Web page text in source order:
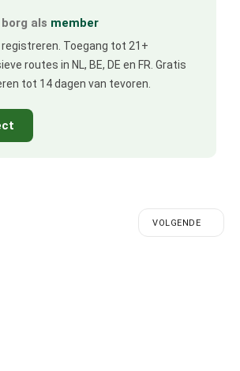
als member
Toegang tot 21+
routes in NL, BE, DE en FR. Gratis
tot 14 dagen van tevoren.
VOLGENDE